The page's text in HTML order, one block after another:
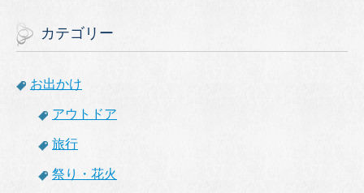
カテゴリー
お出かけ
アウトドア
旅行
祭り・花火